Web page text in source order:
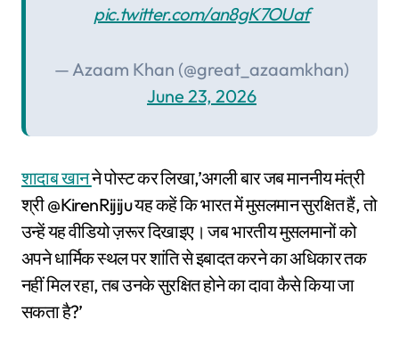
pic.twitter.com/an8gK7OUaf
— Azaam Khan (@great_azaamkhan)
June 23, 2026
शादाब खानने पोस्ट कर लिखा,’अगली बार जब माननीय मंत्री
श्री @KirenRijiju यह कहें कि भारत में मुसलमान सुरक्षित हैं, तो
उन्हें यह वीडियो ज़रूर दिखाइए। जब भारतीय मुसलमानों को
अपने धार्मिक स्थल पर शांति से इबादत करने का अधिकार तक
नहीं मिल रहा, तब उनके सुरक्षित होने का दावा कैसे किया जा
सकता है?’